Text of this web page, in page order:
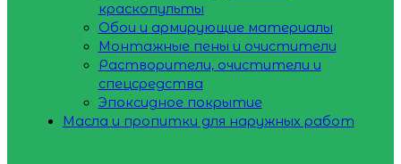
краскопульты
Обои и армирующие материалы
Монтажные пены и очистители
Растворители, очистители и
спецсредства
Эпоксидное покрытие
Масла и пропитки для наружных работ